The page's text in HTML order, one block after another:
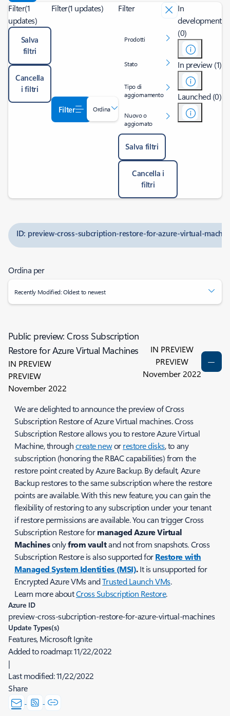
Filter(1
updates)
Salva
filtri
Cancella
i filtri
Filter(1 updates)
Filter Ordina
Filter
Prodotti
Stato
Tipo di
aggiornamento
Nuovo o
aggiornato
Salva filtri
Cancella i
filtri
In
development
(0)
In preview (1)
Launched (0)
ID: preview-cross-subcription-restore-for-azure-virtual-
Ordina per
Recently Modified: Oldest to newest
Public preview: Cross Subscription
Restore for Azure Virtual Machines
IN PREVIEW
PREVIEW
November 2022
IN PREVIEW
PREVIEW
November 2022
We are delighted to announce the preview of Cross
Subscription Restore of Azure Virtual machines. Cross
Subscription Restore allows you to restore Azure Virtual
Machine, throughcreate neworrestore disks, to any
subscription (honoring the RBAC capabilities) from the
restore point created by Azure Backup. By default, Azure
Backup restores to the same subscription where the restore
points are available. With this new feature, you can gain the
flexibility of restoring to any subscription under your tenant
if restore permissions are available. You can trigger Cross
Subscription Restore formanaged Azure Virtual
Machinesonlyfrom vaultand not from snapshots. Cross
Subscription Restore is also supported forRestore with
Managed System Identities (MSI).It is unsupported for
Encrypted Azure VMs andTrusted Launch VMs.
Learn more aboutCross Subscription Restore.
Azure ID
preview-cross-subcription-restore-for-azure-virtual-machines
Update Types(s)
Features, Microsoft Ignite
Added to roadmap:11/22/2022
|
Last modified:11/22/2022
Share